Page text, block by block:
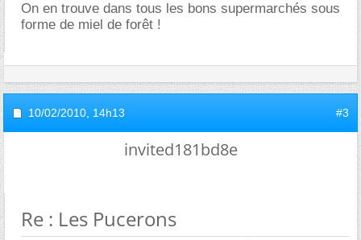
On en trouve dans tous les bons supermarchés sous
forme de miel de forêt !
10/02/2010, 14h13 #3
invited181bd8e
Re : Les Pucerons